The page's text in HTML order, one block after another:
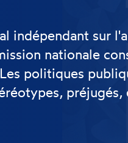
indépendant sur
nationale
politiques